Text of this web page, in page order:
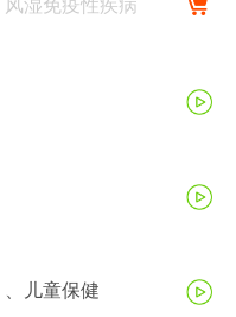
风湿免疫性疾病
、儿童保健